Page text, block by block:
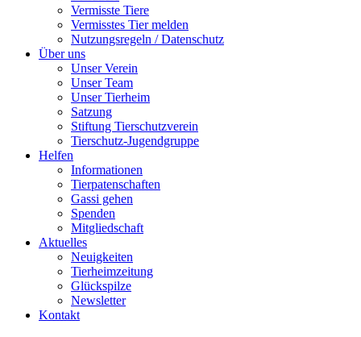
Vermisste Tiere
Vermisstes Tier melden
Nutzungsregeln / Datenschutz
Über uns
Unser Verein
Unser Team
Unser Tierheim
Satzung
Stiftung Tierschutzverein
Tierschutz-Jugendgruppe
Helfen
Informationen
Tierpatenschaften
Gassi gehen
Spenden
Mitgliedschaft
Aktuelles
Neuigkeiten
Tierheimzeitung
Glückspilze
Newsletter
Kontakt